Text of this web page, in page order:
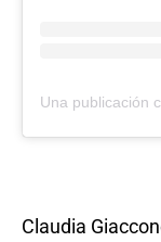
Claudia